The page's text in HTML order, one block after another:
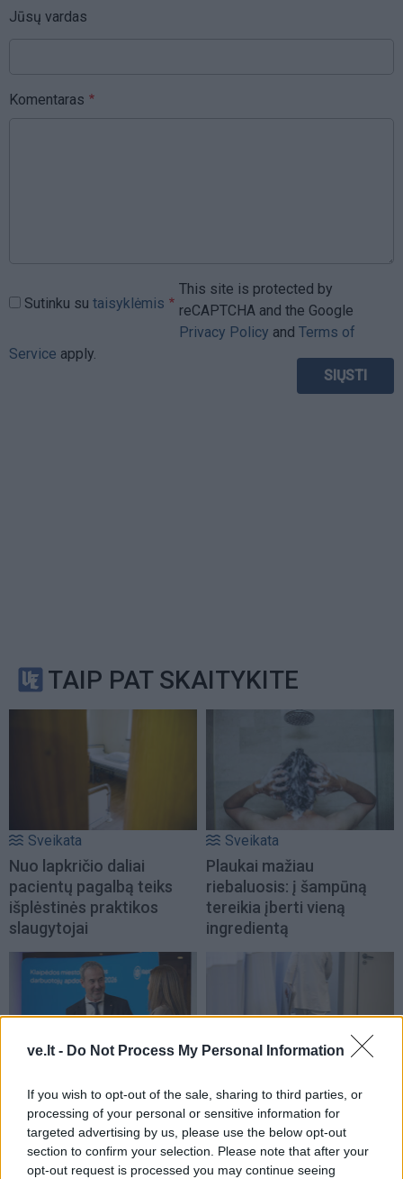
ve.lt - Do Not Process My Personal Information
If you wish to opt-out of the sale, sharing to third parties, or
processing of your personal or sensitive information for
targeted advertising by us, please use the below opt-out
section to confirm your selection. Please note that after your
opt-out request is processed you may continue seeing
Jūsų vardas
Komentaras
Sutinku su taisyklėmis
This site is protected by
reCAPTCHA and the Google
Privacy Policy and Terms of
Service apply.
TAIP PAT SKAITYKITE
Sveikata
Nuo lapkričio daliai
pacientų pagalbą teiks
išplėstinės praktikos
slaugytojai
Sveikata
Plaukai mažiau
riebaluosis: į šampūną
tereikia įberti vieną
ingredientą
Išrinktas Jūrininkų
poliklinikos vadovas (9)
Patekti pas vaikų
kardiologą - misija
neįmanoma?(1)